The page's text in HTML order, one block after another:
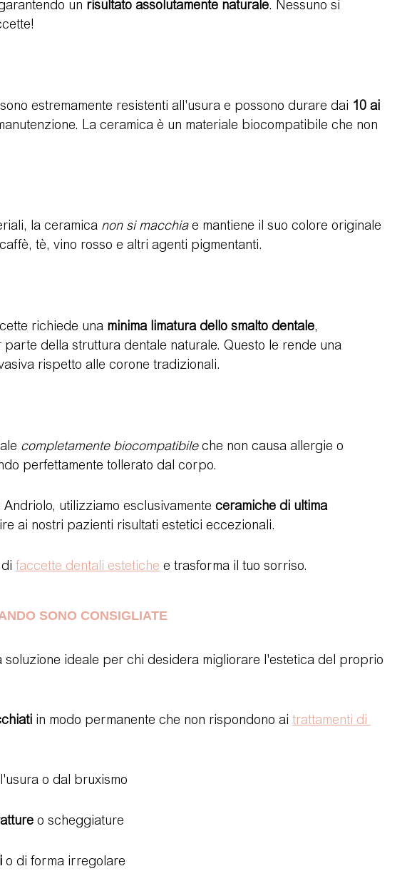
un risultato assolutamente naturale. Nessuno si
estremamente resistenti all'usura e possono durare dai 10 ai
La ceramica è un materiale biocompatibile che non
la ceramica non si macchia e mantiene il suo colore originale
tè, vino rosso e altri agenti pigmentanti.
richiede una minima limatura dello smalto dentale,
della struttura dentale naturale. Questo le rende una
rispetto alle corone tradizionali.
completamente biocompatibile che non causa allergie o
perfettamente tollerato dal corpo.
utilizziamo esclusivamente ceramiche di ultima
ai nostri pazienti risultati estetici eccezionali.
faccette dentali estetiche e trasforma il tuo sorriso.
SONO CONSIGLIATE
soluzione ideale per chi desidera migliorare l'estetica del proprio
in modo permanente che non rispondono ai trattamenti di
o dal bruxismo
o scheggiature
o di forma irregolare